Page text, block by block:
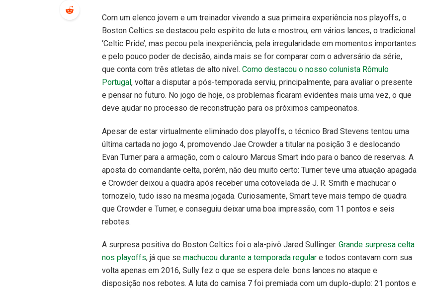
Com um elenco jovem e um treinador vivendo a sua primeira experiência nos playoffs, o
Boston Celtics se destacou pelo espírito de luta e mostrou, em vários lances, o tradicional
‘Celtic Pride’, mas pecou pela inexperiência, pela irregularidade em momentos importantes
e pelo pouco poder de decisão, ainda mais se for comparar com o adversário da série,
que conta com três atletas de alto nível. Como destacou o nosso colunista Rômulo
Portugal, voltar a disputar a pós-temporada serviu, principalmente, para avaliar o presente
e pensar no futuro. No jogo de hoje, os problemas ficaram evidentes mais uma vez, o que
deve ajudar no processo de reconstrução para os próximos campeonatos.
Apesar de estar virtualmente eliminado dos playoffs, o técnico Brad Stevens tentou uma
última cartada no jogo 4, promovendo Jae Crowder a titular na posição 3 e deslocando
Evan Turner para a armação, com o calouro Marcus Smart indo para o banco de reservas. A
aposta do comandante celta, porém, não deu muito certo: Turner teve uma atuação apagada
e Crowder deixou a quadra após receber uma cotovelada de J. R. Smith e machucar o
tornozelo, tudo isso na mesma jogada. Curiosamente, Smart teve mais tempo de quadra
que Crowder e Turner, e conseguiu deixar uma boa impressão, com 11 pontos e seis
rebotes.
A surpresa positiva do Boston Celtics foi o ala-pivô Jared Sullinger. Grande surpresa celta
nos playoffs, já que se machucou durante a temporada regulare todos contavam com sua
volta apenas em 2016, Sully fez o que se espera dele: bons lances no ataque e
disposição nos rebotes. A luta do camisa 7 foi premiada com um duplo-duplo: 21 pontos e